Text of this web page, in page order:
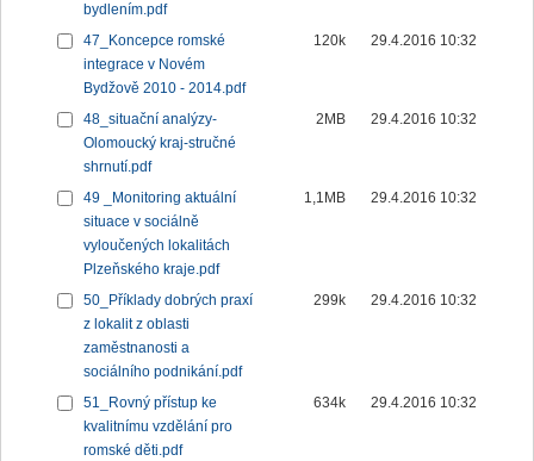
bydlením.pdf
47_Koncepce romské
integrace v Novém
Bydžově 2010 - 2014.pdf
120k 29.4.2016 10:32
48_situační analýzy-
Olomoucký kraj-stručné
shrnutí.pdf
2MB 29.4.2016 10:32
49 _Monitoring aktuální
situace v sociálně
vyloučených lokalitách
Plzeňského kraje.pdf
1,1MB 29.4.2016 10:32
50_Příklady dobrých praxí
z lokalit z oblasti
zaměstnanosti a
sociálního podnikání.pdf
299k 29.4.2016 10:32
51_Rovný přístup ke
kvalitnímu vzdělání pro
romské děti.pdf
634k 29.4.2016 10:32